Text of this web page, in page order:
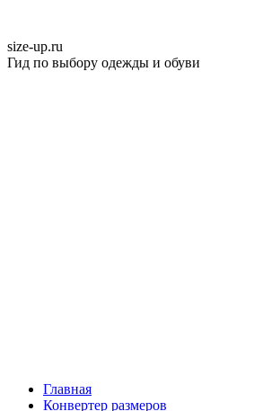
size-up.ru
Гид по выбору одежды и обуви
Главная
Конвертер размеров